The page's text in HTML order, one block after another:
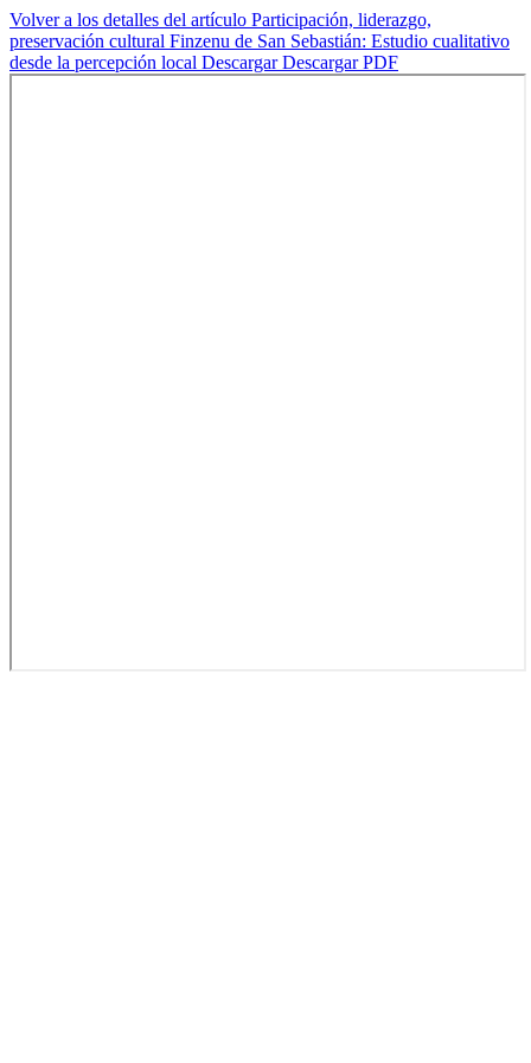
Volver a los detalles del artículo Participación, liderazgo,
preservación cultural Finzenu de San Sebastián: Estudio cualitativo
desde la percepción local DescargarDescargar PDF